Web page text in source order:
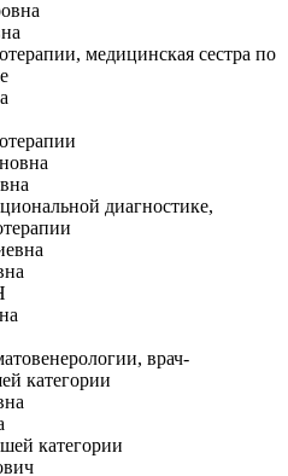
медицинская сестра по
диагностике,
врач-
категории
категории